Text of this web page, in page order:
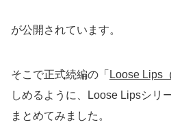
が公開されています。
そこで正式続編の「 Loose Lips
しめるように、Loose Lipsシリ
まとめてみました。